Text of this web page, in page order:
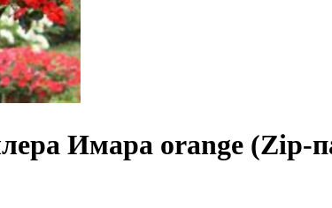
Имара orange (Zip-